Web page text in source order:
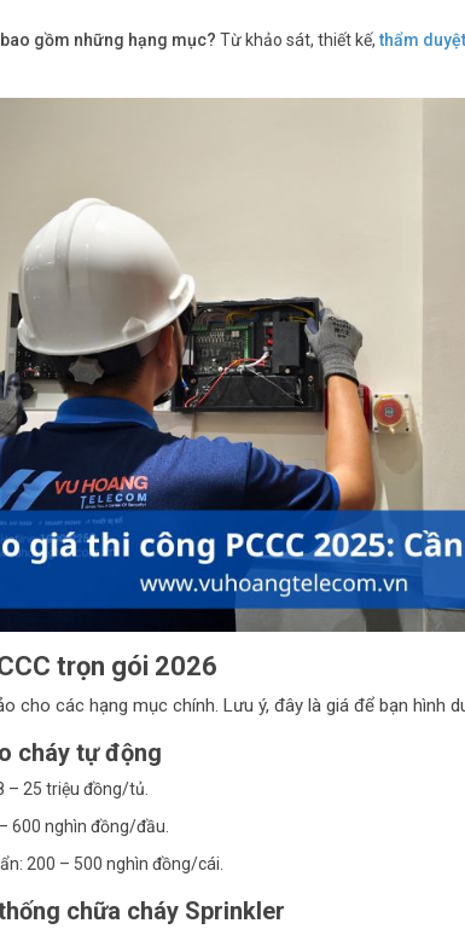
gồm những hạng mục? Từ khảo sát, thiết kế,thẩm
trọn gói 2026
cho các hạng mục chính. Lưu ý, đây là giá để bạn hình
cháy tự động
– 25 triệu đồng/tủ.
600 nghìn đồng/đầu.
200 – 500 nghìn đồng/cái.
chữa cháy Sprinkler